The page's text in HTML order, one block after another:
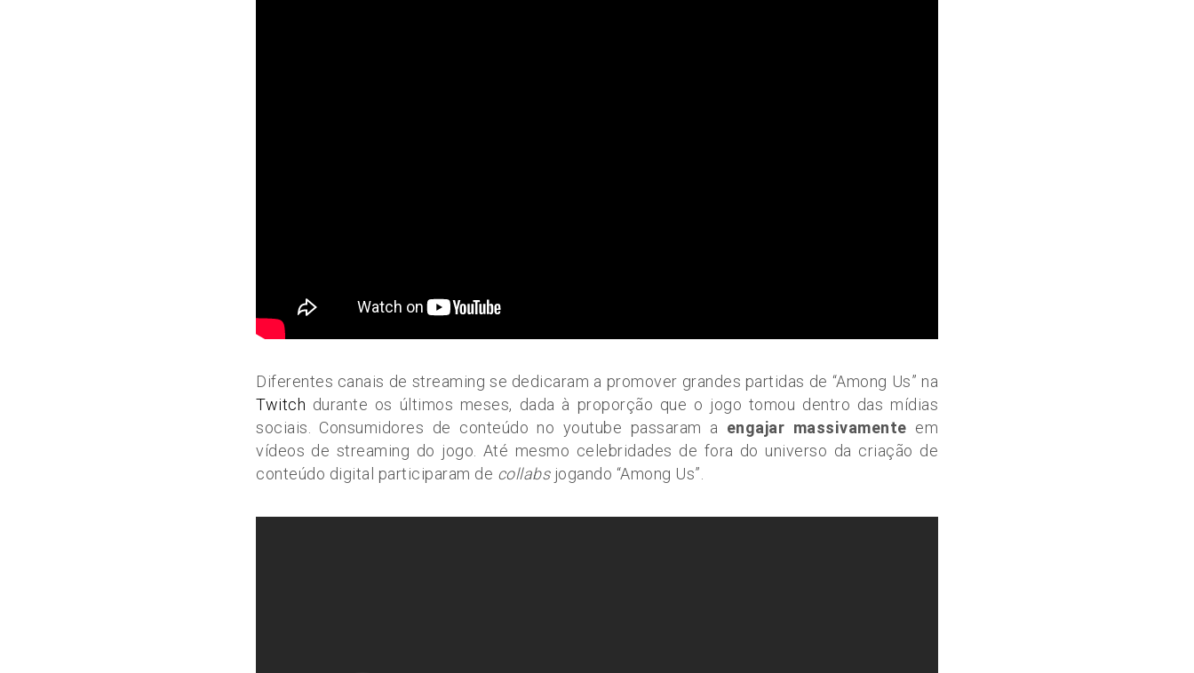
Diferentes canais de streaming se dedicaram a promover grandes partidas de “Among Us” na
Twitch durante os últimos meses, dada à proporção que o jogo tomou dentro das mídias
sociais. Consumidores de conteúdo no youtube passaram a engajar massivamente em
vídeos de streaming do jogo. Até mesmo celebridades de fora do universo da criação de
conteúdo digital participaram de collabsjogando “Among Us”.